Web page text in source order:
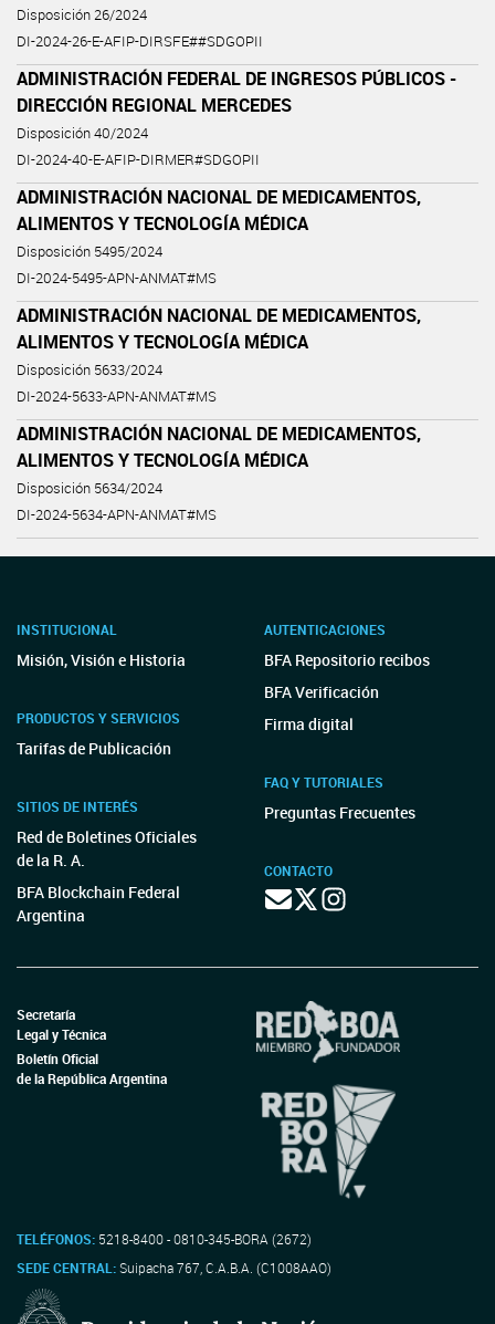
Disposición 26/2024
DI-2024-26-E-AFIP-DIRSFE##SDGOPII
ADMINISTRACIÓN FEDERAL DE INGRESOS PÚBLICOS -
DIRECCIÓN REGIONAL MERCEDES
Disposición 40/2024
DI-2024-40-E-AFIP-DIRMER#SDGOPII
ADMINISTRACIÓN NACIONAL DE MEDICAMENTOS,
ALIMENTOS Y TECNOLOGÍA MÉDICA
Disposición 5495/2024
DI-2024-5495-APN-ANMAT#MS
ADMINISTRACIÓN NACIONAL DE MEDICAMENTOS,
ALIMENTOS Y TECNOLOGÍA MÉDICA
Disposición 5633/2024
DI-2024-5633-APN-ANMAT#MS
ADMINISTRACIÓN NACIONAL DE MEDICAMENTOS,
ALIMENTOS Y TECNOLOGÍA MÉDICA
Disposición 5634/2024
DI-2024-5634-APN-ANMAT#MS
INSTITUCIONAL
Misión, Visión e Historia
PRODUCTOS Y SERVICIOS
Tarifas de Publicación
SITIOS DE INTERÉS
Red de Boletines Oficiales
de la R. A.
BFA Blockchain Federal
Argentina
AUTENTICACIONES
BFA Repositorio recibos
BFA Verificación
Firma digital
FAQ Y TUTORIALES
Preguntas Frecuentes
CONTACTO
Secretaría
Legal y Técnica
Boletín Oficial
de la República Argentina
TELÉFONOS: 5218-8400 - 0810-345-BORA (2672)
SEDE CENTRAL:Suipacha 767, C.A.B.A. (C1008AAO)